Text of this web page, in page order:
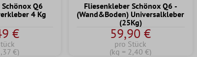
Q6
4 Kg
€
€)
Fliesenkleber Schönox Q6 -
(Wand&Boden) Universalkleber
(25Kg)
59,90 €
pro Stück
(kg = 2,40 €)